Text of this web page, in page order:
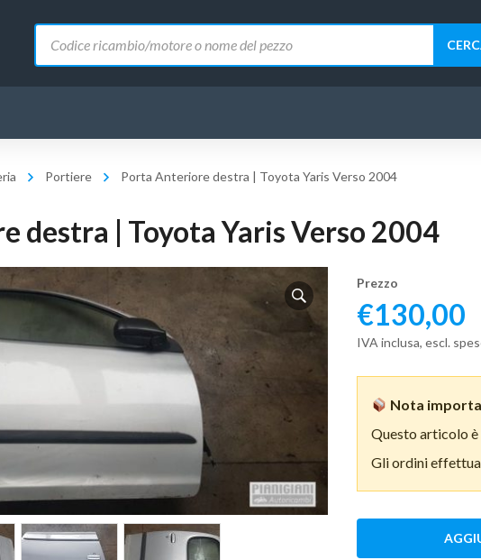
prodotti
Portiere Porta Anteriore destra | Toyota Yaris Verso 2004
destra | Toyota Yaris Verso 2004
Prezzo
€130,00
IVA inclusa, escl.
Nota
Questo articolo
Gli ordini